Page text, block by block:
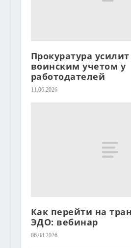
Прокуратура
воинским учетом у
работодателей
11.06.2026
Как перейти на
ЭДО: вебинар
06.08.2026